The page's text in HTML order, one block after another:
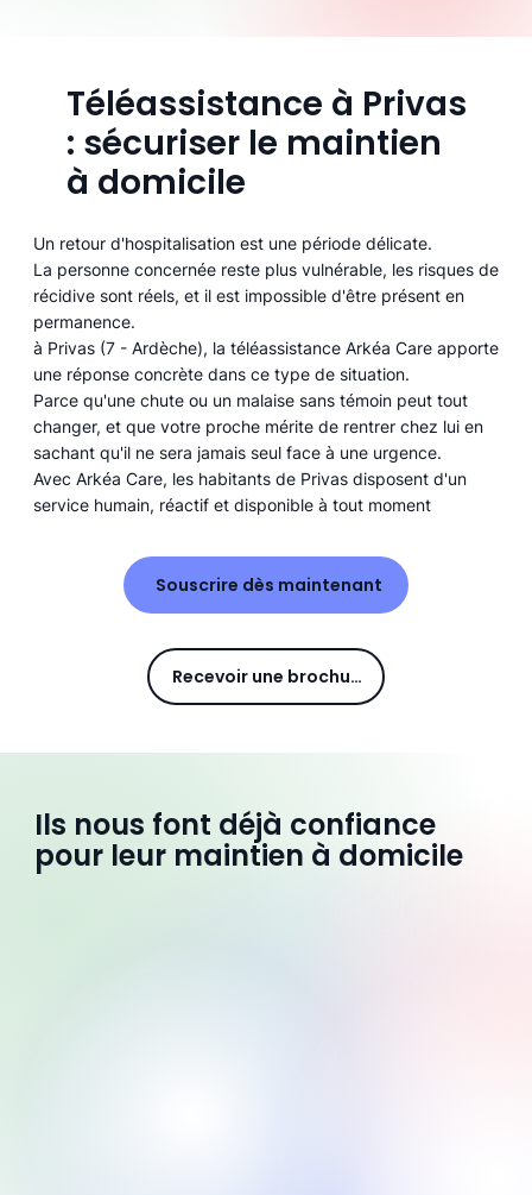
Téléassistance à Privas
: sécuriser le maintien
à domicile
Un retour d'hospitalisation est une période délicate.
La personne concernée reste plus vulnérable, les risques de
récidive sont réels, et il est impossible d'être présent en
permanence.
à Privas (7 - Ardèche), la téléassistance Arkéa Care apporte
une réponse concrète dans ce type de situation.
Parce qu'une chute ou un malaise sans témoin peut tout
changer, et que votre proche mérite de rentrer chez lui en
sachant qu'il ne sera jamais seul face à une urgence.
Avec Arkéa Care, les habitants de Privas disposent d'un
service humain, réactif et disponible à tout moment
Souscrire dès maintenant
Recevoir une brochure
Ils nous font déjà confiance
pour leur maintien à domicile